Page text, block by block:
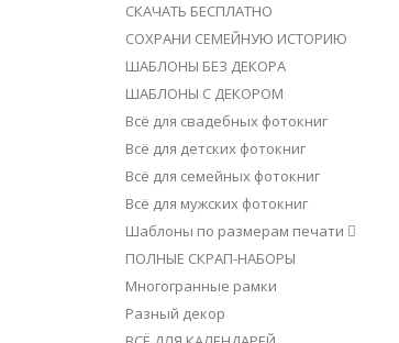
СКАЧАТЬ БЕСПЛАТНО
СОХРАНИ СЕМЕЙНУЮ ИСТОРИЮ
ШАБЛОНЫ БЕЗ ДЕКОРА
ШАБЛОНЫ С ДЕКОРОМ
Всё для свадебных фотокниг
Всё для детских фотокниг
Всё для семейных фотокниг
Всё для мужских фотокниг
Шаблоны по размерам печати
ПОЛНЫЕ СКРАП-НАБОРЫ
Многогранные рамки
Разный декор